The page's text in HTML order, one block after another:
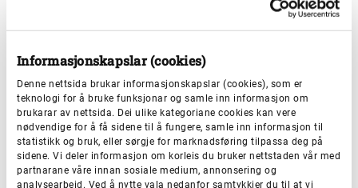
Informasjonskapslar (cookies)
Denne nettsida brukar informasjonskapslar (cookies), som er
teknologi for å bruke funksjonar og samle inn informasjon om
brukarar av nettsida. Dei ulike kategoriane cookies kan vere
nødvendige for å få sidene til å fungere, samle inn informasjon til
statistikk og bruk, eller sørgje for marknadsføring tilpassa deg på
sidene. Vi deler informasjon om korleis du bruker nettstaden vår med
partnarane våre innan sosiale medium, annonsering og
analysearbeid. Ved å nytte vala nedanfor samtykkjer du til at vi
fylkeskommune har laga sin eigen versjon, som skal
turnere rundt i folkebibliotek i fylket.
Elevar på vidaregåande skular og 10. klassingar vert
inviterte for å lære korleis informasjonslandskapet
verkar gjennom algoritmar, appar, influenserar,
kunstig intelligens og ikkje minst politiske aktørar med
ein eigen agenda.